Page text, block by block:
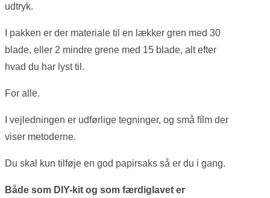
udtryk.
I pakken er der materiale til en lækker gren med 30
blade, eller 2 mindre grene med 15 blade, alt efter
hvad du har lyst til.
For alle.
I vejledningen er udførlige tegninger, og små fílm der
viser metoderne.
Du skal kun tilføje en god papirsaks så er du i gang.
Både som DIY-kit og som færdiglavet er